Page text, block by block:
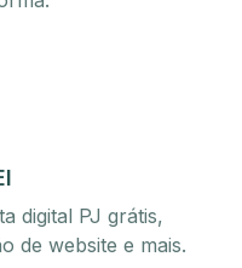
digital PJ grátis,
de website e mais.